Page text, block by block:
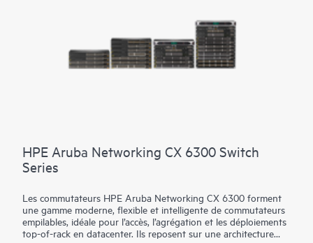
HPE Aruba Networking CX 6300 Switch
Series
Les commutateurs HPE Aruba Networking CX 6300 forment
une gamme moderne, flexible et intelligente de commutateurs
empilables, idéale pour l’accès, l’agrégation et les déploiements
top-of-rack en datacenter. Ils reposent sur une architecture